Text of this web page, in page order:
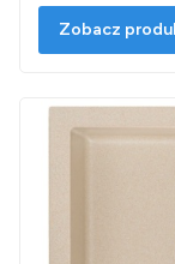
Zobacz